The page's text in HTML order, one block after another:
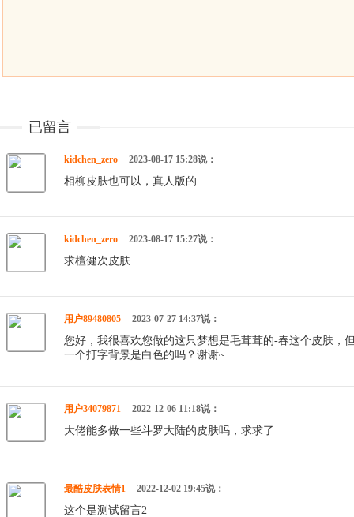
已留言
kidchen_zero 2023-08-17 15:28说：
相柳皮肤也可以，真人版的
kidchen_zero 2023-08-17 15:27说：
求檀健次皮肤
用户89480805 2023-07-27 14:37说：
您好，我很喜欢您做的这只梦想是毛茸茸的-春这个皮肤，
一个打字背景是白色的吗？谢谢~
用户34079871 2022-12-06 11:18说：
大佬能多做一些斗罗大陆的皮肤吗，求求了
最酷皮肤表情1 2022-12-02 19:45说：
这个是测试留言2